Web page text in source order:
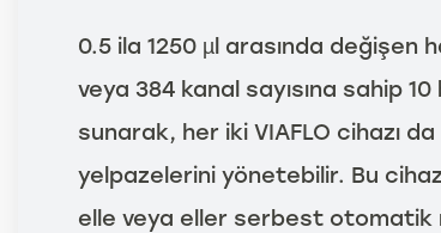
0.5 ila 1250 µl arasında değişen
veya 384 kanal sayısına sahip
sunarak, her iki VIAFLO cihazı
yelpazelerini yönetebilir. Bu
elle veya eller serbest otomatik